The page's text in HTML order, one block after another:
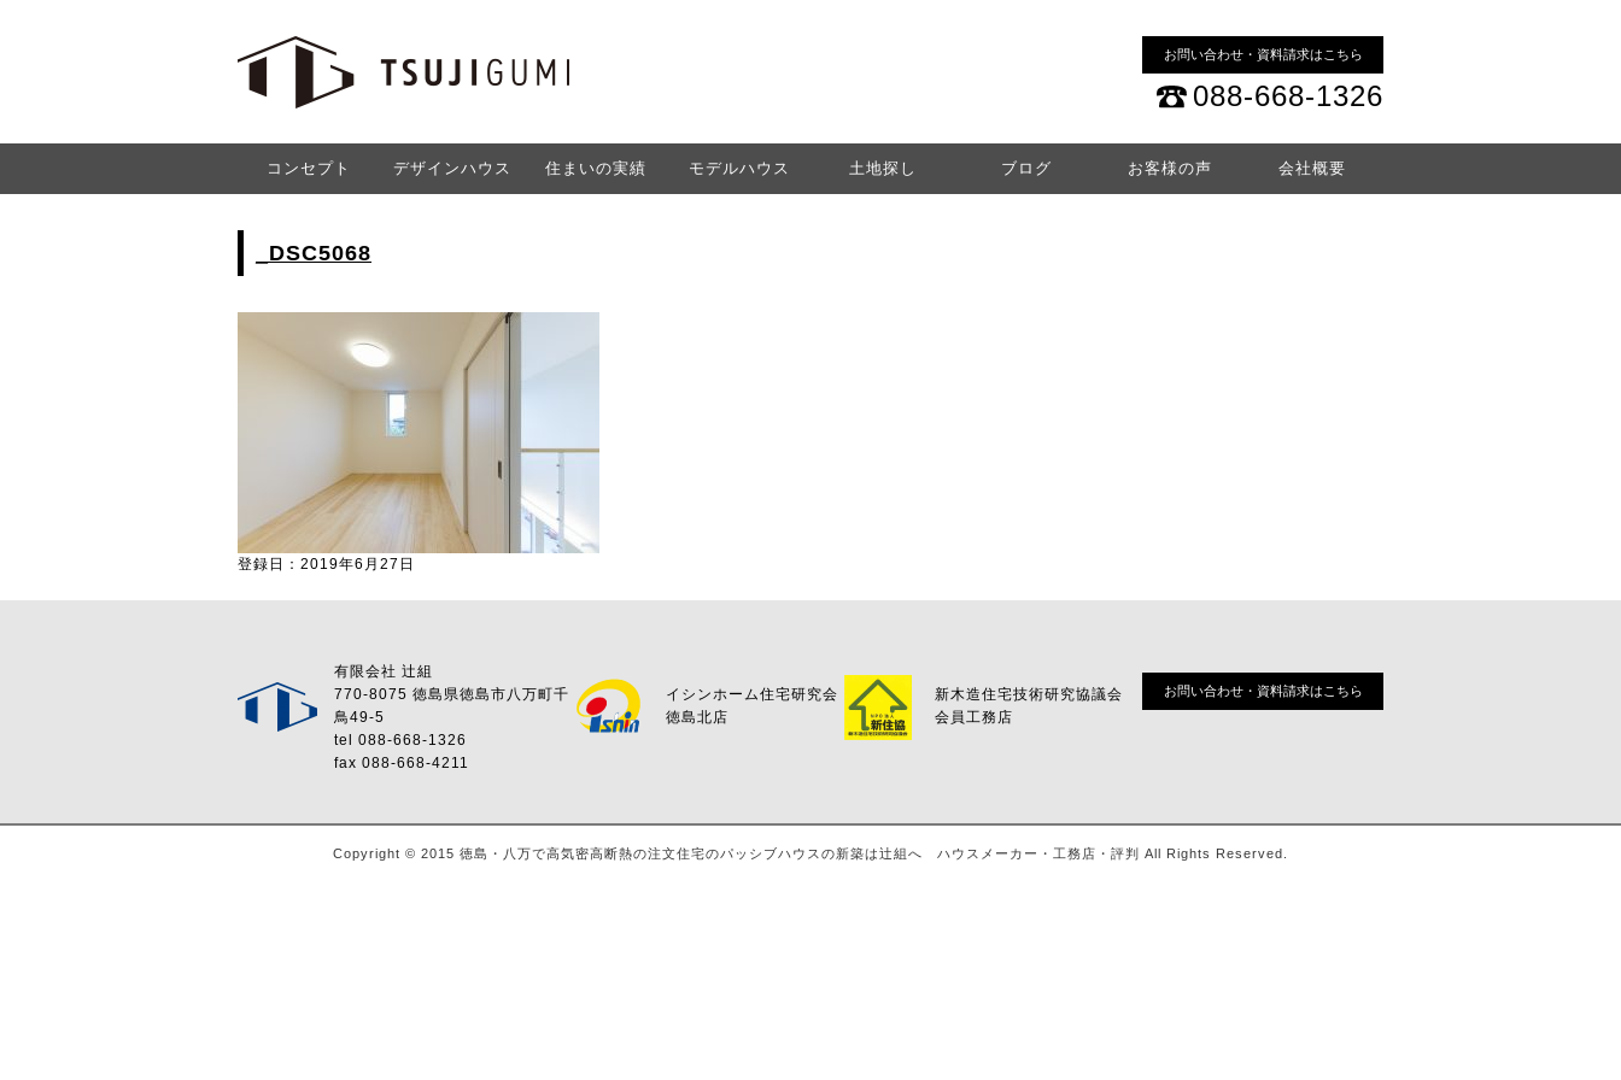
お問い合わせ・資料請求はこちら
088-668-1326
コンセプト デザインハウス 住まいの実績 モデルハウス 土地探し ブログ お客様の声 会社概要
_DSC5068
登録日：2019年6月27日
有限会社 辻組
770-8075 徳島県徳島市八万町千
鳥49-5
tel 088-668-1326
fax 088-668-4211
イシンホーム住宅研究会
徳島北店
新木造住宅技術研究協議会
会員工務店
お問い合わせ・資料請求はこちら
Copyright © 2015 徳島・八万で高気密高断熱の注文住宅のパッシブハウスの新築は辻組へ ハウスメーカー・工務店・評判 All Rights Reserved.